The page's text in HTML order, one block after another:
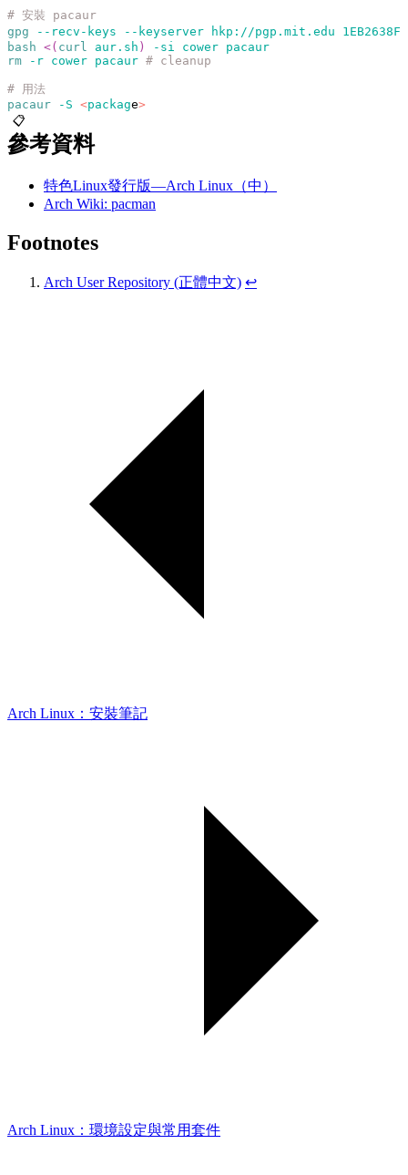
# 安裝 pacaur
gpg --recv-keys --keyserver hkp://pgp.mit.edu
bash <( curl aur.sh ) -si cower pacaur
rm -r cower pacaur # cleanup
# 用法
pacaur -S <package>
📋
參考資料
特色Linux發行版—Arch Linux（中）
Arch Wiki: pacman
Footnotes
Arch User Repository (正體中文) ↩
Arch Linux：安裝筆記
Arch Linux：環境設定與常用套件